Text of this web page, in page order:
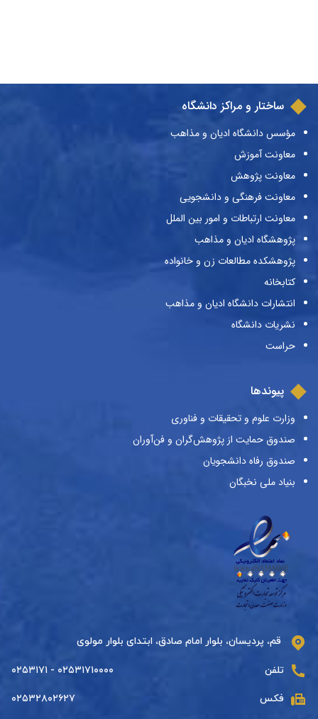
ساختار و مراکز دانشگاه
مؤسس دانشگاه ادیان و مذاهب
معاونت آموزش
معاونت پژوهش
معاونت فرهنگی و دانشجویی
معاونت ارتباطات و امور بین الملل
پژوهشگاه ادیان و مذاهب
پژوهشکده مطالعات زن و خانواده
کتابخانه
انتشارات دانشگاه ادیان و مذاهب
نشریات دانشگاه
حراست
پیوندها
وزارت علوم و تحقیقات و فناوری
صندوق حمایت از پژوهش‌گران و فن‌آوران
صندوق رفاه دانشجویان
بنیاد ملی نخبگان
قم، پردیسان، بلوار امام صادق، ابتدای بلوار مولوی
تلفن ۰۲۵۳۱۷۱۰۰۰۰ - ۰۲۵۳۱۷۱
فکس ۰۲۵۳۲۸۰۲۶۲۷